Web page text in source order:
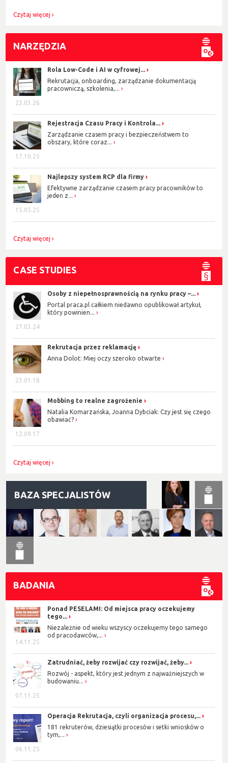
Czytaj więcej
NARZĘDZIA
23.03.26
Rola Low-Code i AI w cyfrowej...
Rekrutacja, onboarding, zarządzanie dokumentacją
pracowniczą, szkolenia,...
17.10.25
Rejestracja Czasu Pracy i Kontrola...
Zarządzanie czasem pracy i bezpieczeństwem to
obszary, które coraz...
15.05.25
Najlepszy system RCP dla firmy
Efektywne zarządzanie czasem pracy pracowników to
jeden z...
Czytaj więcej
CASE STUDIES
27.03.24
Osoby z niepełnosprawnością na rynku pracy –...
Portal praca.pl całkiem niedawno opublikował artykuł,
który powinien...
23.01.18
Rekrutacja przez reklamację
Anna Dolot: Miej oczy szeroko otwarte
12.09.17
Mobbing to realne zagrożenie
Natalia Komarzańska, Joanna Dybciak: Czy jest się czego
obawiać?
Czytaj więcej
BAZA SPECJALISTÓW
BADANIA
14.11.25
Ponad PESELAMI: Od miejsca pracy oczekujemy
tego...
Niezależnie od wieku wszyscy oczekujemy tego samego
od pracodawców,...
07.11.25
Zatrudniać, żeby rozwijać czy rozwijać, żeby...
Rozwój - aspekt, który jest jednym z najważniejszych w
budowaniu...
06.11.25
Operacja Rekrutacja, czyli organizacja procesu,...
181 rekruterów, dziesiątki procesów i setki wniosków o
tym,...